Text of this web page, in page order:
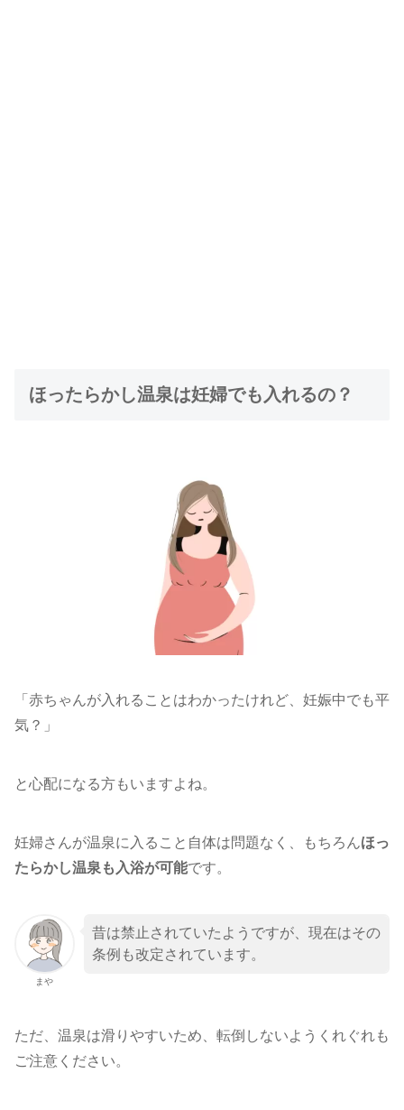
ほったらかし温泉は妊婦でも入れるの？
「赤ちゃんが入れることはわかったけれど、妊娠中でも平
気？」
と心配になる方もいますよね。
妊婦さんが温泉に入ること自体は問題なく、もちろんほっ
たらかし温泉も入浴が可能です。
まや
昔は禁止されていたようですが、現在はその
条例も改定されています。
ただ、温泉は滑りやすいため、転倒しないようくれぐれも
ご注意ください。